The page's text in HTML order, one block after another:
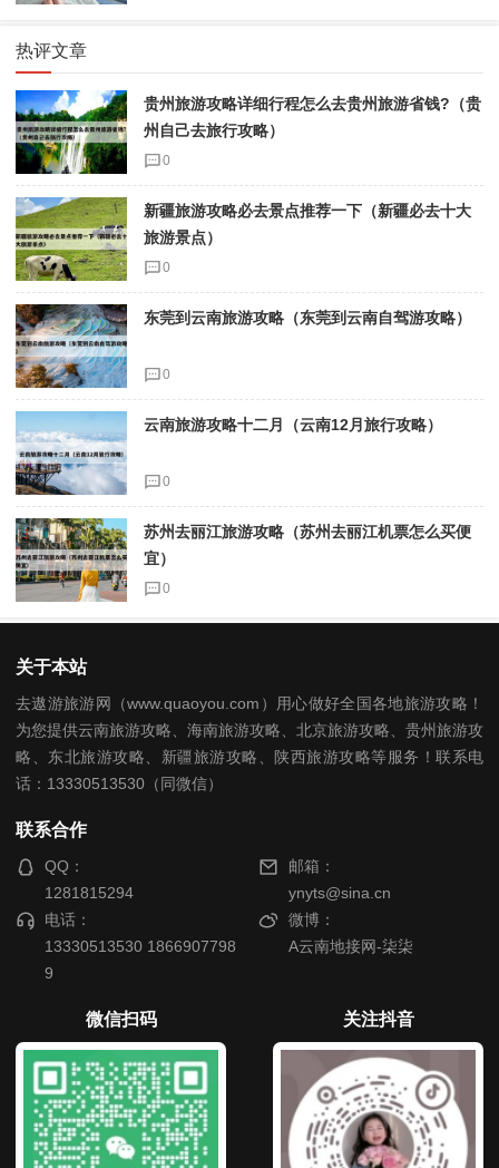
热评文章
贵州旅游攻略详细行程怎么去贵州旅游省钱?（贵
州自己去旅行攻略）
0
新疆旅游攻略必去景点推荐一下（新疆必去十大
旅游景点）
0
东莞到云南旅游攻略（东莞到云南自驾游攻略）
0
云南旅游攻略十二月（云南12月旅行攻略）
0
苏州去丽江旅游攻略（苏州去丽江机票怎么买便
宜）
0
关于本站
去遨游旅游网（www.quaoyou.com）用心做好全国各地旅游攻略！
为您提供云南旅游攻略、海南旅游攻略、北京旅游攻略、贵州旅游攻
略、东北旅游攻略、新疆旅游攻略、陕西旅游攻略等服务！联系电
话：13330513530（同微信）
联系合作
QQ：
1281815294
邮箱：
ynyts@sina.cn
电话：
13330513530 1866907798
9
微博：
A云南地接网-柒柒
微信扫码 关注抖音